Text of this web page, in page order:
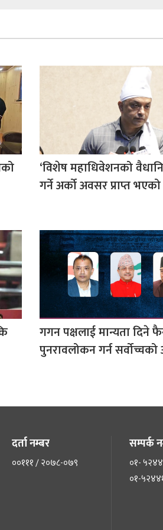
‘विशेष महाधिवेशनको
गर्ने अर्को अवसर प्राप्त
गगन पक्षलाई मान्यता दिने
पुनरावलोकन गर्न
दर्ता नम्बर
००१११ / २०७८-०७९
सम्पर्क
०१-
०१-